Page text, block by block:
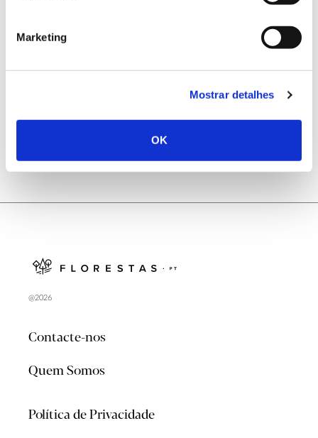
Marketing
Mostrar detalhes
OK
25.06.2026
Natureza e florestas procuram jovens voluntários
@2026
Contacte-nos
Quem Somos
Política de Privacidade